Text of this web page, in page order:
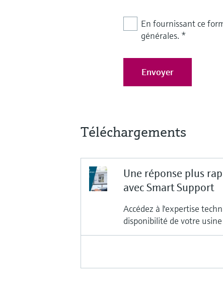
En fournissant ce
générales. *
Envoyer
Téléchargements
Une réponse plus
avec Smart Support
Accédez à l'expertise
disponibilité de votre